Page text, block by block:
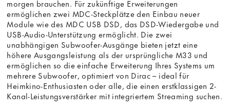
morgen brauchen. Für zukünftige Erweiterungen
ermöglichen zwei MDC-Steckplätze den Einbau neuer
Module wie des MDC USB DSD, das DSD-Wiedergabe und
USB-Audio-Unterstützung ermöglicht. Die zwei
unabhängigen Subwoofer-Ausgänge bieten jetzt eine
höhere Ausgangsleistung als der ursprüngliche M33 und
ermöglichen so die einfache Erweiterung Ihres Systems um
mehrere Subwoofer, optimiert von Dirac – ideal für
Heimkino-Enthusiasten oder alle, die einen erstklassigen 2-
Kanal-Leistungsverstärker mit integriertem Streaming suchen.